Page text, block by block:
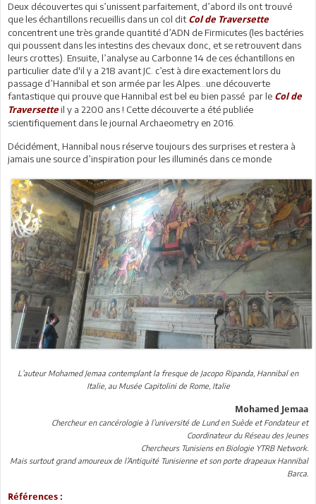
Deux découvertes qui s’unissent parfaitement, d’abord ils ont trouvé
que les échantillons recueillis dans un col dit Col de Traversette
concentrent une très grande quantité d’ADN de Firmicutes (les bactéries
qui poussent dans les intestins des chevaux donc, et se retrouvent dans
leurs crottes). Ensuite, l’analyse au Carbonne 14 de ces échantillons en
particulier date d'il y a 218 avant JC. c’est à dire exactement lors du
passage d’Hannibal et son armée par les Alpes…une découverte
fantastique qui prouve que Hannibal est bel eu bien passé par le Col de
Traversette il y a 2200 ans ! Cette découverte a été publiée
scientifiquement dans le journal Archaeometry en 2016.
Décidément, Hannibal nous réserve toujours des surprises et restera à
jamais une source d’inspiration pour les illuminés dans ce monde
L’auteur Mohamed Jemaa contemplant la fresque de Jacopo Ripanda, Hannibal en
Italie, au Musée Capitolini de Rome, Italie
Mohamed Jemaa
Chercheur en cancérologie à l’université de Lund en Suède et Fondateur et
Coordinateur du Réseau des Jeunes
Chercheurs Tunisiens en Biologie YTRB Network.
Mais surtout grand amoureux de l’Antiquité Tunisienne et son porte drapeaux Hannibal
Barca.
Références :